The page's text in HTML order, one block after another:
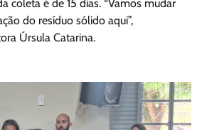
coleta é de 15 dias. “Vamos mudar
do resíduo sólido aqui”,
Úrsula Catarina.